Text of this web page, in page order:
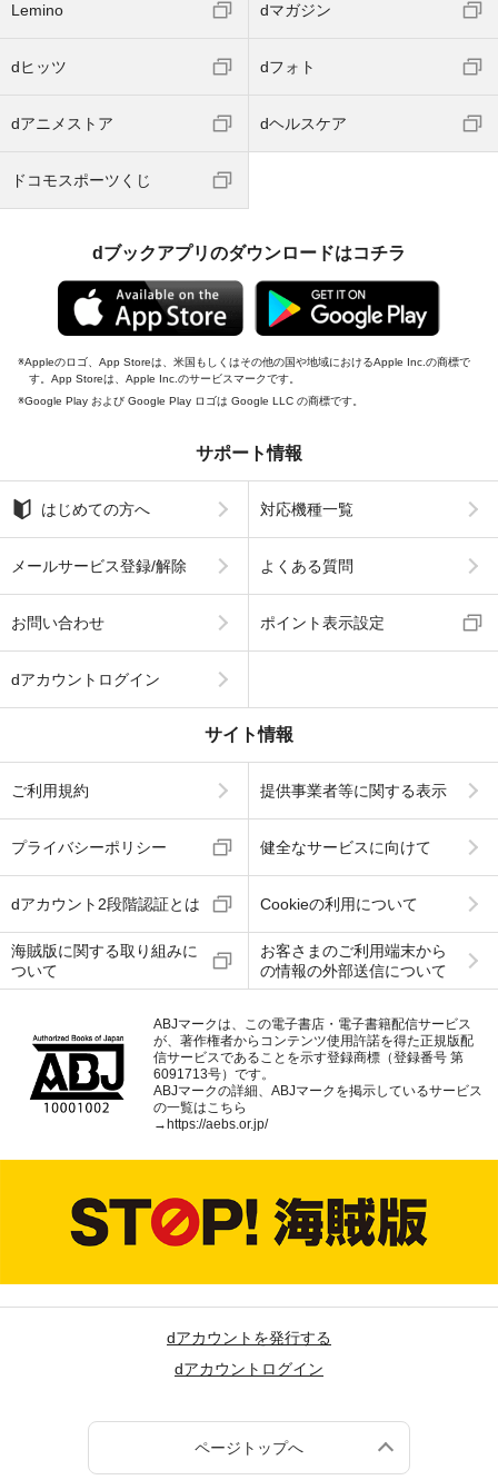
Lemino dマガジン
dヒッツ dフォト
dアニメストア dヘルスケア
ドコモスポーツくじ
dブックアプリのダウンロードはコチラ
Appleのロゴ、App Storeは、米国もしくはその他の国や地域におけるApple Inc.の商標で
す。App Storeは、Apple Inc.のサービスマークです。
Google Play および Google Play ロゴは Google LLC の商標です。
サポート情報
はじめての方へ 対応機種一覧
メールサービス登録/解除 よくある質問
お問い合わせ ポイント表示設定
dアカウントログイン
サイト情報
ご利用規約 提供事業者等に関する表示
プライバシーポリシー 健全なサービスに向けて
dアカウント2段階認証とは Cookieの利用について
海賊版に関する取り組みに
ついて
お客さまのご利用端末から
の情報の外部送信について
ABJマークは、この電子書店・電子書籍配信サービス
が、著作権者からコンテンツ使用許諾を得た正規版配
信サービスであることを示す登録商標（登録番号 第
6091713号）です。
ABJマークの詳細、ABJマークを掲示しているサービス
の一覧はこちら
→https://aebs.or.jp/
dアカウントを発行する
dアカウントログイン
ページトップへ